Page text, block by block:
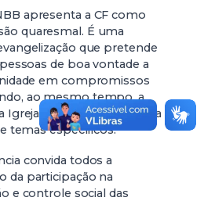
apresenta a CF como
quaresmal. É uma
que pretende
de boa vontade a
em compromissos
ao mesmo tempo, a
Igreja e a transformação da
temas específicos.
convida todos a
da participação na
e controle social das